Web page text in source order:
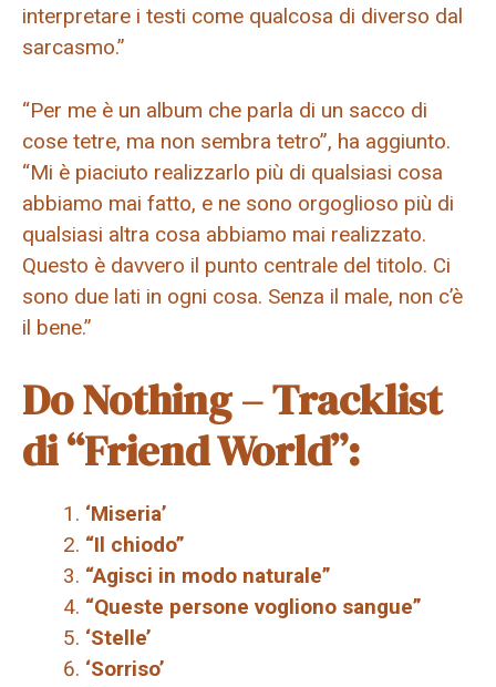
interpretare i testi come qualcosa di diverso dal
sarcasmo.”
“Per me è un album che parla di un sacco di
cose tetre, ma non sembra tetro”, ha aggiunto.
“Mi è piaciuto realizzarlo più di qualsiasi cosa
abbiamo mai fatto, e ne sono orgoglioso più di
qualsiasi altra cosa abbiamo mai realizzato.
Questo è davvero il punto centrale del titolo. Ci
sono due lati in ogni cosa. Senza il male, non c’è
il bene.”
Do Nothing – Tracklist
di “Friend World”:
‘Miseria’
“Il chiodo”
“Agisci in modo naturale”
“Queste persone vogliono sangue”
‘Stelle’
‘Sorriso’